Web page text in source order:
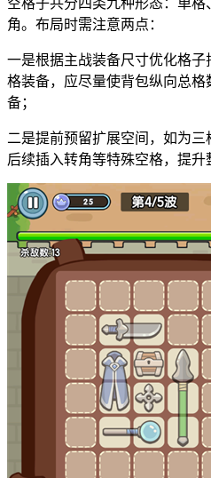
空格子共分四类九种形态：单
角。布局时需注意两点：
一是根据主战装备尺寸优化格
格装备，应尽量使背包纵向总
备；
二是提前预留扩展空间，如为
后续插入转角等特殊空格，提升